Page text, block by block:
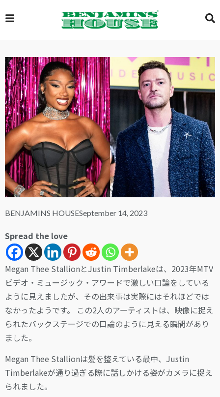
EXCLUSIVE
GLOBAL
VIDEOS
GALLERY
LOGIN
BENJAMINS HOUSESeptember 14, 2023
Spread the love
Megan Thee StallionとJustin Timberlakeは、2023年MTV
ビデオ・ミュージック・アワードで激しい口論をしている
ように見えましたが、その出来事は実際にはそれほどでは
なかったようです。 この2人のアーティストは、映像に捉え
られたバックステージでの口論のように見える瞬間があり
ました。
Megan Thee Stallionは髪を整えている最中、Justin
Timberlakeが通り過ぎる際に話しかける姿がカメラに捉え
られました。